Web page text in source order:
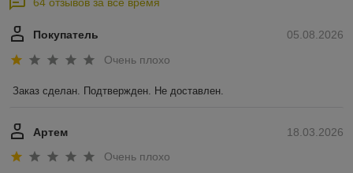
64 отзывов за всё время
05.08.2026
Покупатель
Очень плохо
Заказ сделан. Подтвержден. Не доставлен.
18.03.2026
Артем
Очень плохо